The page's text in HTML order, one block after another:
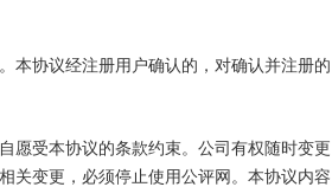
本协议经注册用户确认的，对确认并注册的
愿受本协议的条款约束。公司有权随时变更
关变更，必须停止使用公评网。本协议内容